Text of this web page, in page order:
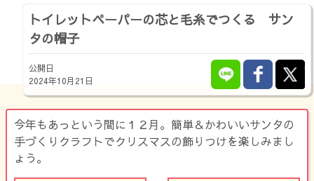
トイレットペーパーの芯と毛糸でつくる サン
タの帽子
公開日
2024年10月21日
今年もあっという間に１２月。簡単＆かわいいサンタの
手づくりクラフトでクリスマスの飾りつけを楽しみまし
ょう。